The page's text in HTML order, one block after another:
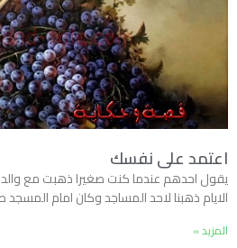
اعتمد على نفسك
يقول احدهم عندما كنت صغيرا ذهبت مع
الايام ذهبنا لاحد المساجد وكان امام
المزيد »